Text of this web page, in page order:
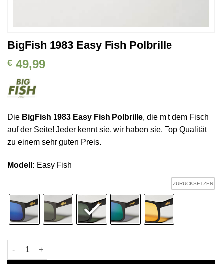
BigFish 1983 Easy Fish Polbrille
€ 49,99
Die BigFish 1983 Easy Fish Polbrille, die mit dem Fisch
auf der Seite! Jeder kennt sie, wir haben sie. Top Qualität
zu einem sehr guten Preis.
Modell: Easy Fish
ZURÜCKSETZEN
BigFish 1983 Easy Fish Polbrille Menge